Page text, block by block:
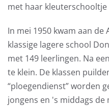
met haar kleuterschooltje
In mei 1950 kwam aan
klassige lagere school
met 149 leerlingen. Na
te klein. De klassen
“ploegendienst” worden
jongens en 's middags de